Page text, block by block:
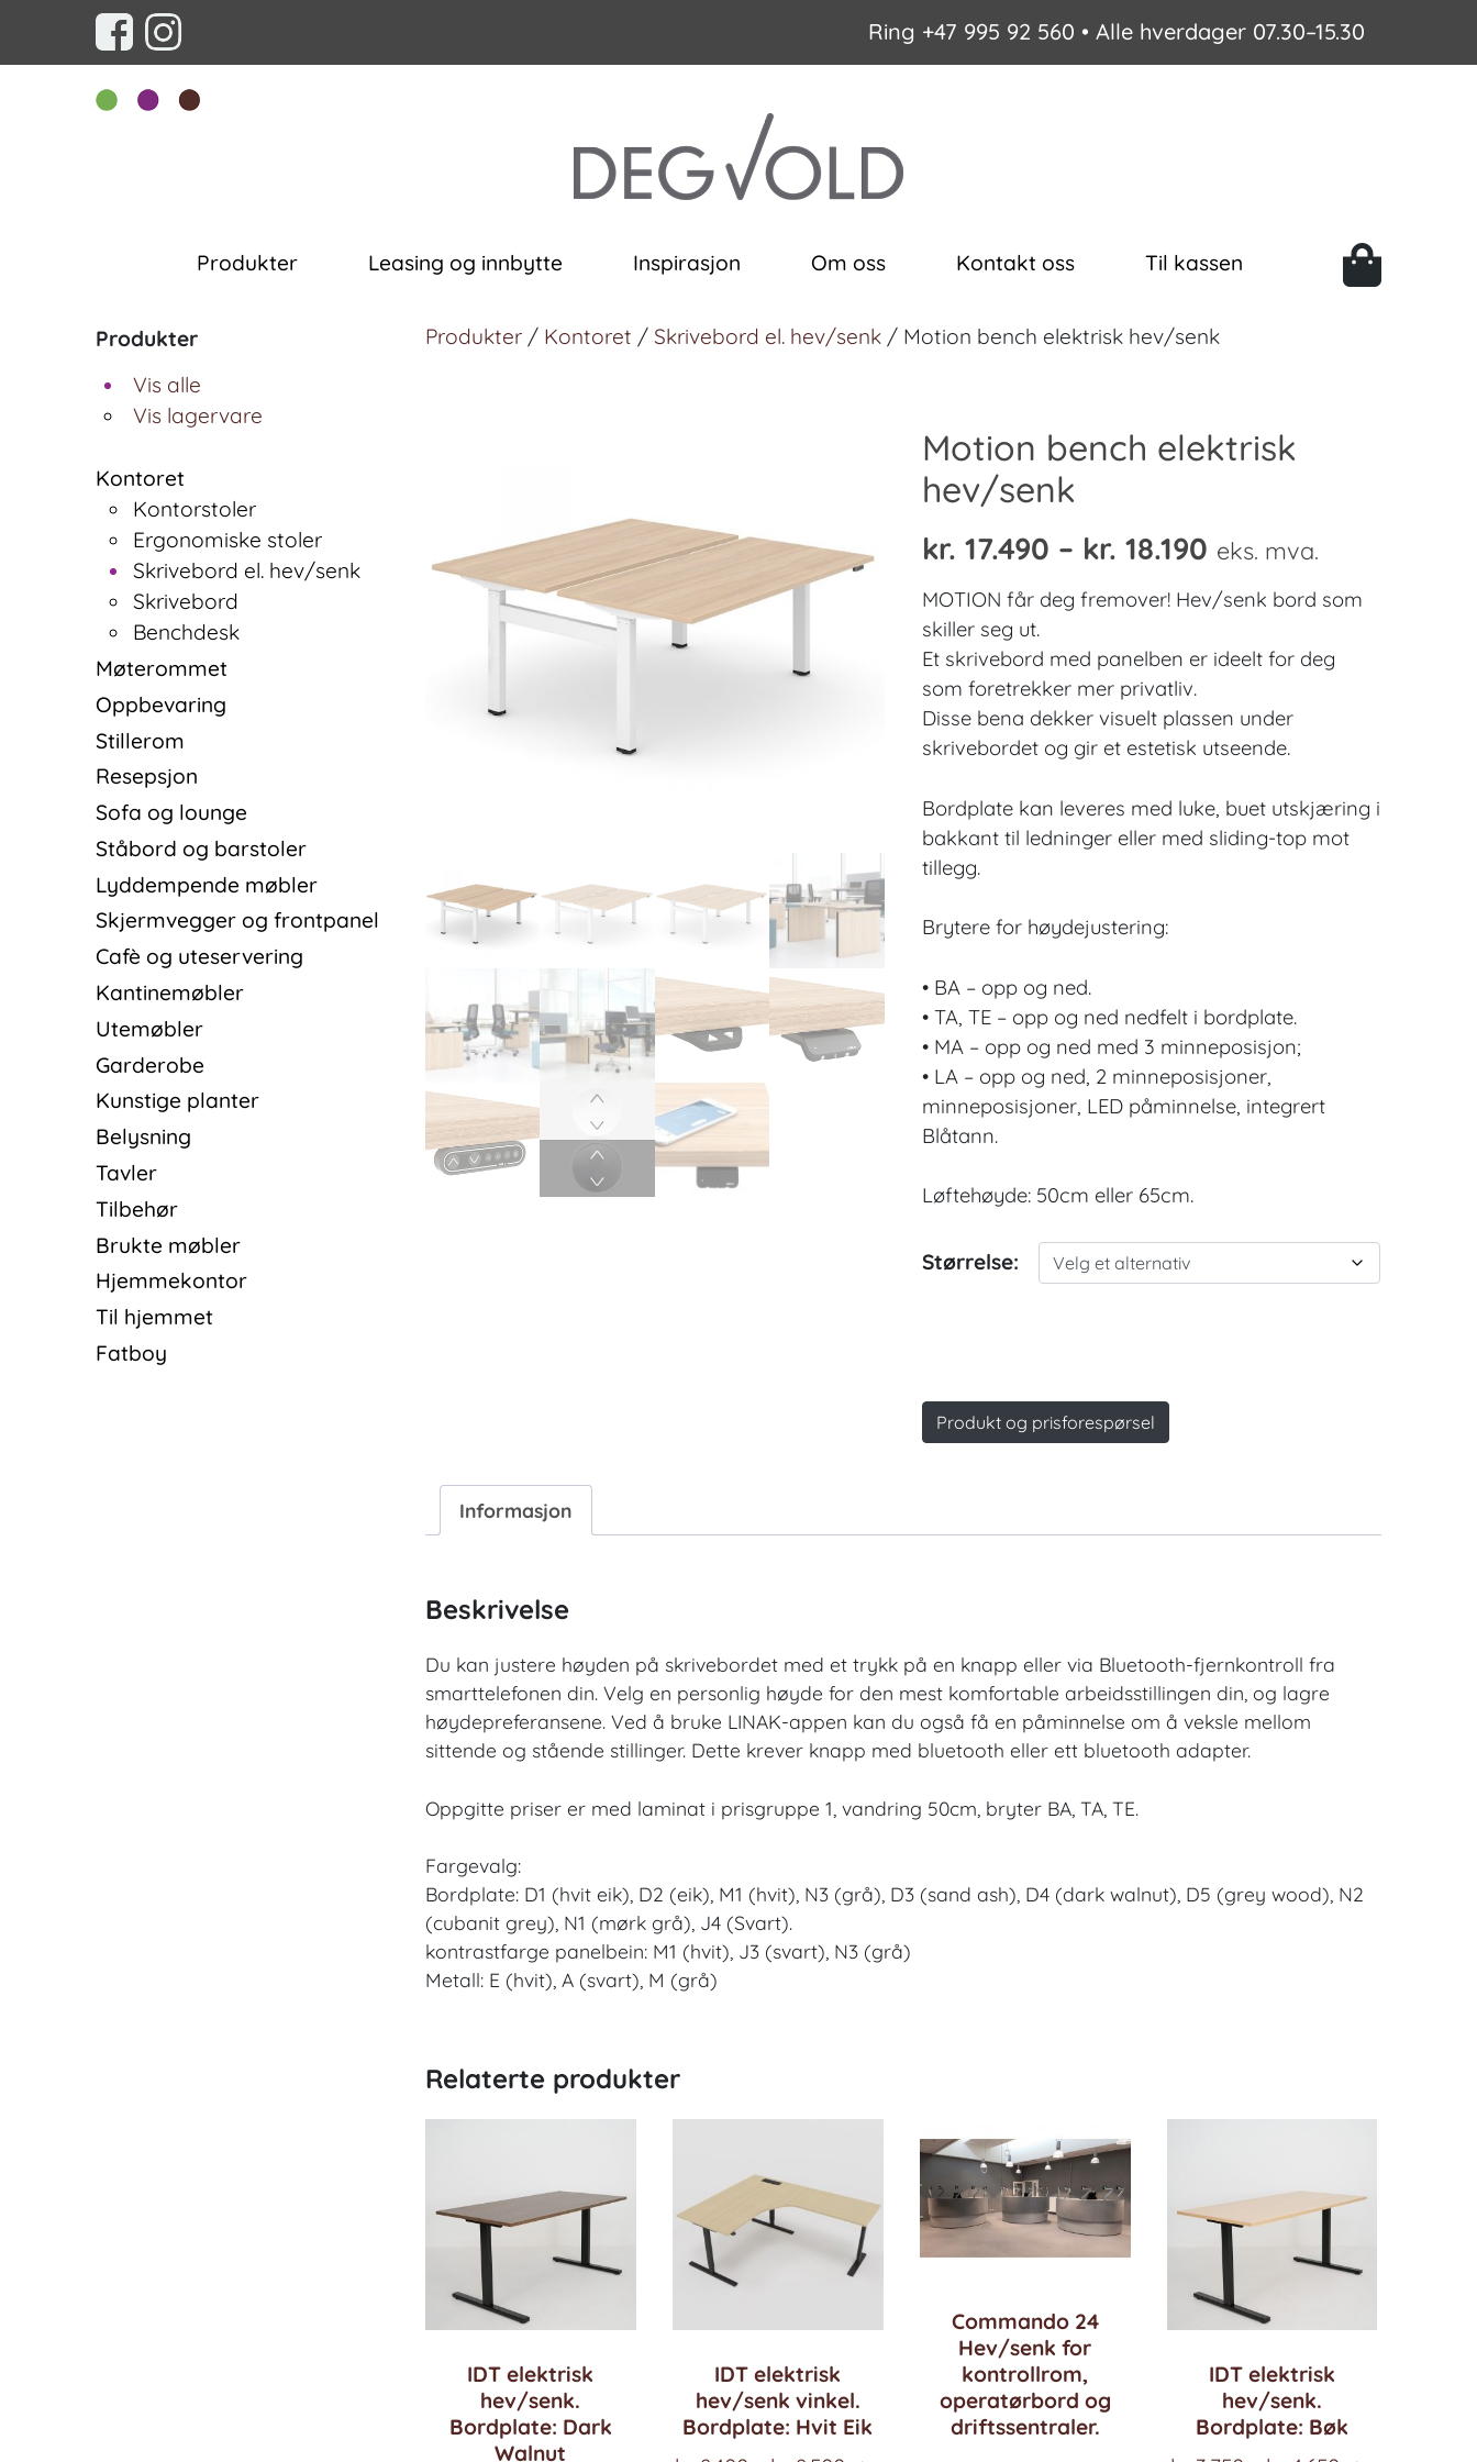
Ring +47 995 92 560 • Alle hverdager 07.30–15.30
Produkter Leasing og innbytte Inspirasjon Om oss Kontakt oss Til kassen
Produkter
Vis alle
Vis lagervare
Kontoret
Kontorstoler
Ergonomiske stoler
Skrivebord el. hev/senk
Skrivebord
Benchdesk
Møterommet
Oppbevaring
Stillerom
Resepsjon
Sofa og lounge
Ståbord og barstoler
Lyddempende møbler
Skjermvegger og frontpanel
Cafè og uteservering
Kantinemøbler
Utemøbler
Garderobe
Kunstige planter
Belysning
Tavler
Tilbehør
Brukte møbler
Hjemmekontor
Til hjemmet
Fatboy
Produkter / Kontoret / Skrivebord el. hev/senk / Motion bench elektrisk hev/senk
Motion bench elektrisk
hev/senk
kr. 17.490 – kr. 18.190 Prisområde:
kr. 17.490
kr. 18.190
eks. mva.
MOTION får deg fremover! Hev/senk bord som
skiller seg ut.
Et skrivebord med panelben er ideelt for deg
som foretrekker mer privatliv.
Disse bena dekker visuelt plassen under
skrivebordet og gir et estetisk utseende.
Bordplate kan leveres med luke, buet utskjæring i
bakkant til ledninger eller med sliding-top mot
tillegg.
Brytere for høydejustering:
• BA – opp og ned.
• TA, TE – opp og ned nedfelt i bordplate.
• MA – opp og ned med 3 minneposisjon;
• LA – opp og ned, 2 minneposisjoner,
minneposisjoner, LED påminnelse, integrert
Blåtann.
Løftehøyde: 50cm eller 65cm.
Størrelse:
Produkt og prisforespørsel
Informasjon
Beskrivelse
Du kan justere høyden på skrivebordet med et trykk på en knapp eller via Bluetooth-fjernkontroll fra
smarttelefonen din. Velg en personlig høyde for den mest komfortable arbeidsstillingen din, og lagre
høydepreferansene. Ved å bruke LINAK-appen kan du også få en påminnelse om å veksle mellom
sittende og stående stillinger. Dette krever knapp med bluetooth eller ett bluetooth adapter.
Oppgitte priser er med laminat i prisgruppe 1, vandring 50cm, bryter BA, TA, TE.
Fargevalg:
Bordplate: D1 (hvit eik), D2 (eik), M1 (hvit), N3 (grå), D3 (sand ash), D4 (dark walnut), D5 (grey wood), N2
(cubanit grey), N1 (mørk grå), J4 (Svart).
kontrastfarge panelbein: M1 (hvit), J3 (svart), N3 (grå)
Metall: E (hvit), A (svart), M (grå)
Relaterte produkter
IDT elektrisk
hev/senk.
Bordplate: Dark
Walnut
IDT elektrisk
hev/senk vinkel.
Bordplate: Hvit Eik
Commando 24
Hev/senk for
kontrollrom,
operatørbord og
driftssentraler.
IDT elektrisk
hev/senk.
Bordplate: Bøk